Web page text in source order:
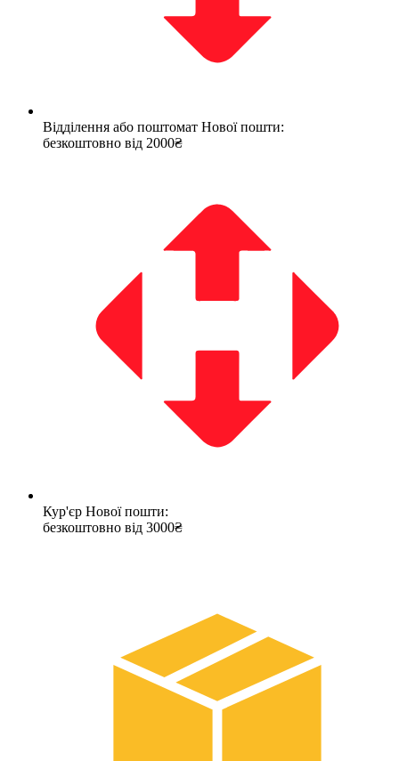
Відділення або поштомат Нової пошти:
безкоштовно від 2000₴
Кур'єр Нової пошти:
безкоштовно від 3000₴